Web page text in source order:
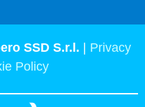
SSD S.r.l. | Privacy
Policy